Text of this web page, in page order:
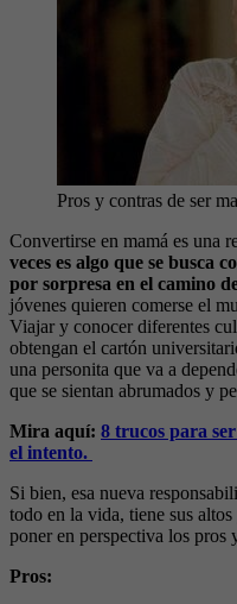
Pros y contras de ser
Convertirse en mamá es una
veces es algo que se busca
por sorpresa en el camino
jóvenes quieren comerse el
Viajar y conocer diferentes
obtengan el cartón
una personita que va a
que se sientan abrumados y
Mira aquí: 8 trucos para
el intento.
Si bien, esa nueva
todo en la vida, tiene sus
poner en perspectiva los pros
Pros: